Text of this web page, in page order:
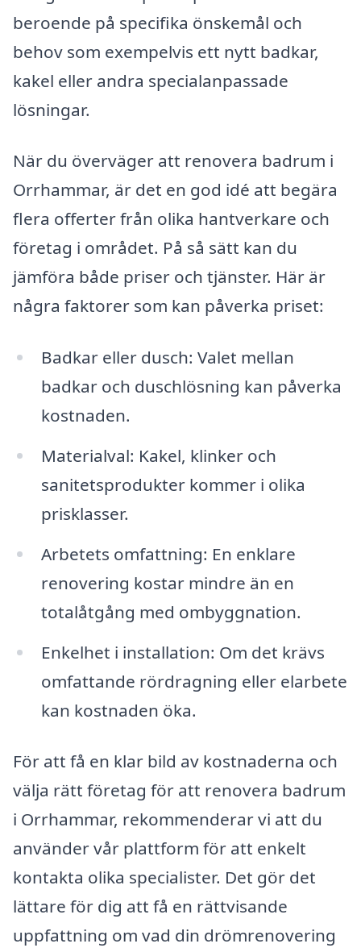
beroende på specifika önskemål och
behov som exempelvis ett nytt badkar,
kakel eller andra specialanpassade
lösningar.
När du överväger att renovera badrum i
Orrhammar, är det en god idé att begära
flera offerter från olika hantverkare och
företag i området. På så sätt kan du
jämföra både priser och tjänster. Här är
några faktorer som kan påverka priset:
Badkar eller dusch: Valet mellan
badkar och duschlösning kan påverka
kostnaden.
Materialval: Kakel, klinker och
sanitetsprodukter kommer i olika
prisklasser.
Arbetets omfattning: En enklare
renovering kostar mindre än en
totalåtgång med ombyggnation.
Enkelhet i installation: Om det krävs
omfattande rördragning eller elarbete
kan kostnaden öka.
För att få en klar bild av kostnaderna och
välja rätt företag för att renovera badrum
i Orrhammar, rekommenderar vi att du
använder vår plattform för att enkelt
kontakta olika specialister. Det gör det
lättare för dig att få en rättvisande
uppfattning om vad din drömrenovering